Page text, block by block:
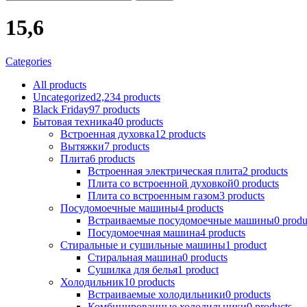
15,6
Categories
All products
Uncategorized2,234 products
Black Friday97 products
Бытовая техника40 products
Встроенная духовка12 products
Вытяжки7 products
Плита6 products
Встроенная электрическая плита2 products
Плита со встроенной духовкой0 products
Плита со встроенным газом3 products
Посудомоечные машины4 products
Встраиваемые посудомоечные машины0
Посудомоечная машина4 products
Стиральные и сушильные машины1 product
Стиральная машина0 products
Сушилка для белья1 product
Холодильник10 products
Встраиваемые холодильники0 products